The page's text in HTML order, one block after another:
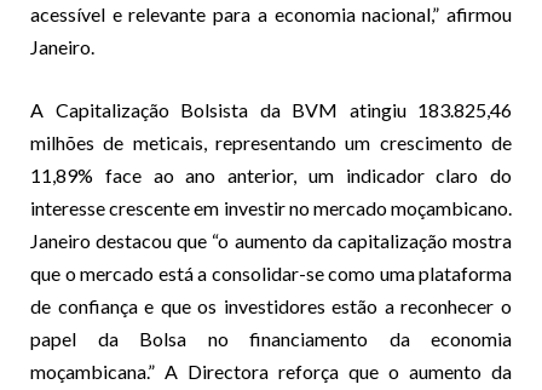
acessível e relevante para a economia nacional,” afirmou
Janeiro.
A Capitalização Bolsista da BVM atingiu 183.825,46
milhões de meticais, representando um crescimento de
11,89% face ao ano anterior, um indicador claro do
interesse crescente em investir no mercado moçambicano.
Janeiro destacou que “o aumento da capitalização mostra
que o mercado está a consolidar-se como uma plataforma
de confiança e que os investidores estão a reconhecer o
papel da Bolsa no financiamento da economia
moçambicana.” A Directora reforça que o aumento da